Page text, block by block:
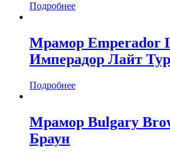
Подробнее
Мрамор Emperador
Имперадор Лайт
Подробнее
Мрамор Bulgary
Браун